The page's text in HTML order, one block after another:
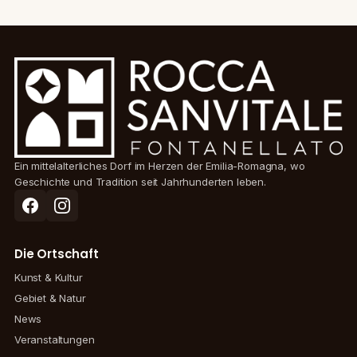
Ein mittelalterliches Dorf im Herzen der Emilia-Romagna, wo
Geschichte und Tradition seit Jahrhunderten leben.
Die Ortschaft
Kunst & Kultur
Gebiet & Natur
News
Veranstaltungen